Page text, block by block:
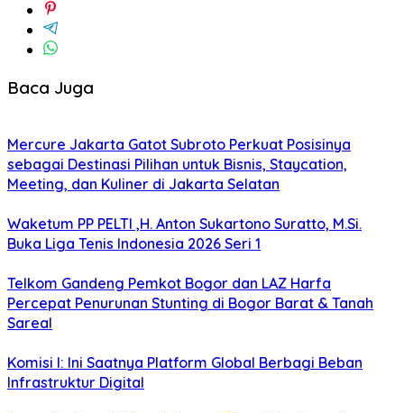
Baca Juga
Mercure Jakarta Gatot Subroto Perkuat Posisinya
sebagai Destinasi Pilihan untuk Bisnis, Staycation,
Meeting, dan Kuliner di Jakarta Selatan
Waketum PP PELTI ,H. Anton Sukartono Suratto, M.Si.
Buka Liga Tenis Indonesia 2026 Seri 1
Telkom Gandeng Pemkot Bogor dan LAZ Harfa
Percepat Penurunan Stunting di Bogor Barat & Tanah
Sareal
Komisi I: Ini Saatnya Platform Global Berbagi Beban
Infrastruktur Digital